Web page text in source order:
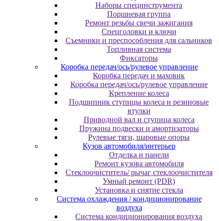
Наборы специнструмента
Поршневая группа
Ремонт резьбы свечи зажигания
Спецголовки и ключи
Съемники и преспособления для сальников
Топливная система
Фиксаторы
Коробка передач/ось/рулевое управление
Коробка передач и маховик
Коробка передач/ось/рулевое управление
Крепление колеса
Подшипник ступицы колеса и резиновые
втулки
Приводной вал и ступица колеса
Пружина подвески и амортизаторы
Рулевые тяги, шаровые опоры
Кузов автомобиля/интерьер
Отделка и панели
Ремонт кузова автомобиля
Стеклоочиститель/ рычаг стеклоочистителя
Умный ремонт (PDR)
Установка и снятие стекла
Система охлаждения / кондиционирование
воздуха
Система кондиционирования воздуха